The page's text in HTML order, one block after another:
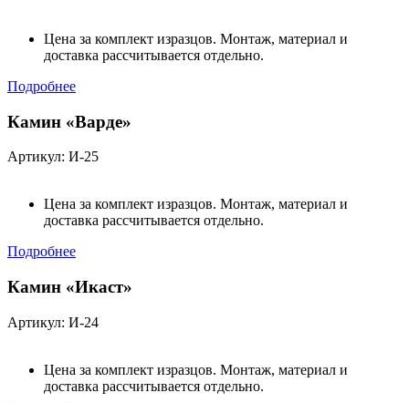
Цена за комплект изразцов. Монтаж, материал и
доставка рассчитывается отдельно.
Подробнее
Камин «Варде»
Артикул: И-25
Цена за комплект изразцов. Монтаж, материал и
доставка рассчитывается отдельно.
Подробнее
Камин «Икаст»
Артикул: И-24
Цена за комплект изразцов. Монтаж, материал и
доставка рассчитывается отдельно.